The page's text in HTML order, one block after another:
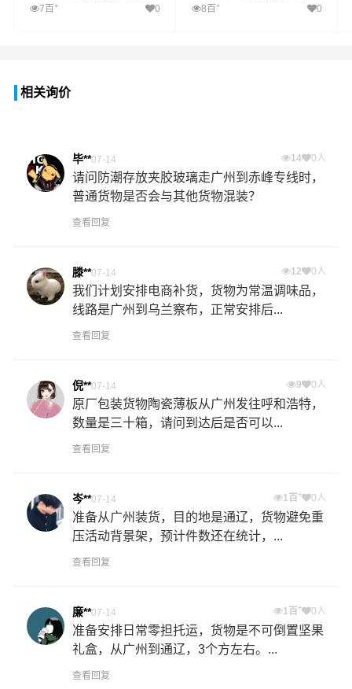
7百 + 0 8百 + 0
相关询价
毕**07-14 14 0人
请问防潮存放夹胶玻璃走广州到赤峰专线时，
普通货物是否会与其他货物混装？
查看回复
滕**07-14 12 0人
我们计划安排电商补货，货物为常温调味品，
线路是广州到乌兰察布，正常安排后...
查看回复
倪**07-14 9 0人
原厂包装货物陶瓷薄板从广州发往呼和浩特，
数量是三十箱，请问到达后是否可以...
查看回复
岑**07-14 1百+ 0人
准备从广州装货，目的地是通辽，货物避免重
压活动背景架，预计件数还在统计，...
查看回复
廉**07-14 1百+ 0人
准备安排日常零担托运，货物是不可倒置坚果
礼盒，从广州到通辽，3个方左右。...
查看回复